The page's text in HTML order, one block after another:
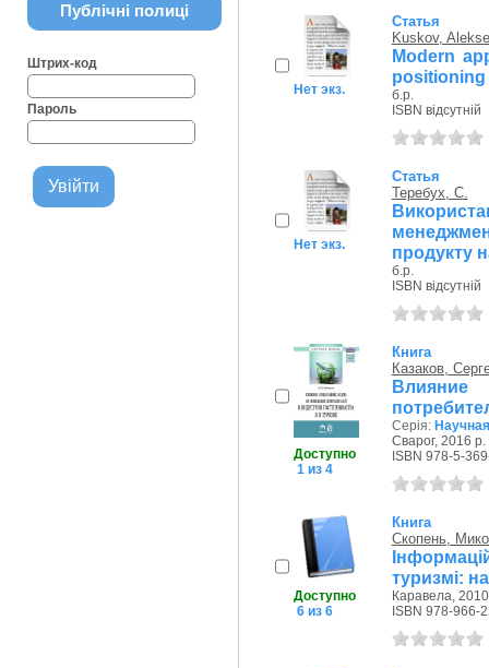
Публічні полиці
Штрих-код
Пароль
Нет экз.
Статья
Kuskov,
Modern
positioning
б.р.
ISBN відсутній
Нет экз.
Статья
Теребух, С.
продукту
б.р.
ISBN відсутній
Доступно
1 из 4
Книга
Казаков,
Серія:
Сварог, 2016 р.
ISBN 978-5-
Доступно
6 из 6
Книга
Скопень,
туризмі:
Каравела,
ISBN 978-966-